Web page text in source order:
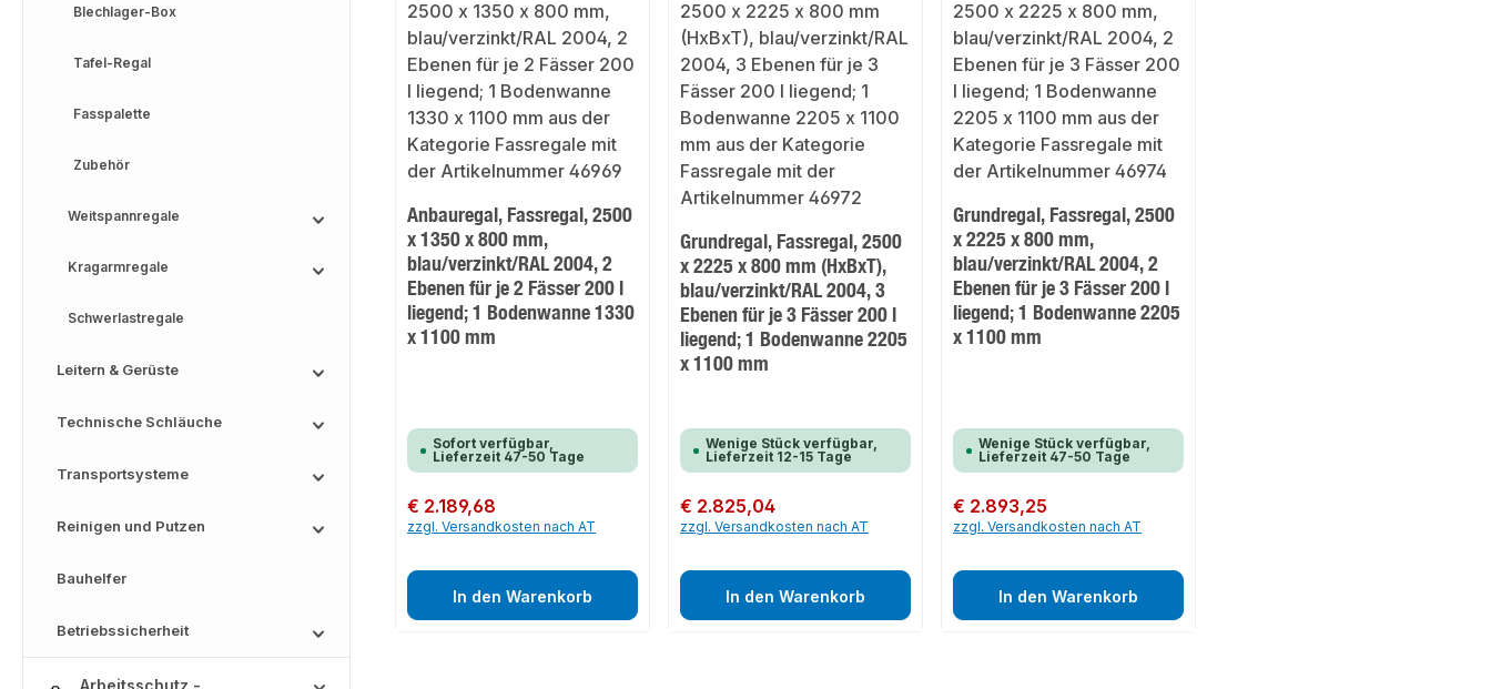
Blechlager-Box
Tafel-Regal
Fasspalette
Zubehör
Weitspannregale
Kragarmregale
Schwerlastregale
Leitern & Gerüste
Technische Schläuche
Transportsysteme
Reinigen und Putzen
Bauhelfer
Betriebssicherheit
Arbeitsschutz -
Anbauregal, Fassregal, 2500
x 1350 x 800 mm,
blau/verzinkt/RAL 2004, 2
Ebenen für je 2 Fässer 200 l
liegend; 1 Bodenwanne 1330
x 1100 mm
Sofort verfügbar,
Lieferzeit 47-50 Tage
Regulärer Preis:
€ 2.189,68
zzgl. Versandkosten nach AT
In den Warenkorb
Grundregal, Fassregal, 2500
x 2225 x 800 mm (HxBxT),
blau/verzinkt/RAL 2004, 3
Ebenen für je 3 Fässer 200 l
liegend; 1 Bodenwanne 2205
x 1100 mm
Wenige Stück verfügbar,
Lieferzeit 12-15 Tage
Regulärer Preis:
€ 2.825,04
zzgl. Versandkosten nach AT
In den Warenkorb
Grundregal, Fassregal, 2500
x 2225 x 800 mm,
blau/verzinkt/RAL 2004, 2
Ebenen für je 3 Fässer 200 l
liegend; 1 Bodenwanne 2205
x 1100 mm
Wenige Stück verfügbar,
Lieferzeit 47-50 Tage
Regulärer Preis:
€ 2.893,25
zzgl. Versandkosten nach AT
In den Warenkorb